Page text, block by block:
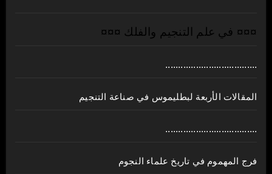
¤¤¤ في علم التنجيم والفلك ¤¤¤
....................................
المقالات الأربعة لبطليموس في صناعة التنجيم
....................................
فرج المهموم في تاريخ علماء النجوم